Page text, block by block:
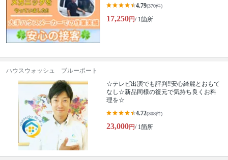
4.79(370件)
17,250円/ 1箇所
ハウスウォッシュ ブルーポート
☆テレビ出演でも評判‼安心綺麗とおもて
なし☆新品同様の復元で気持ち良くお料
理を☆
4.72(308件)
23,000円/ 1箇所